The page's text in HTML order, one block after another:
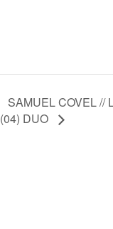
SAMUEL COVEL //
(04) DUO